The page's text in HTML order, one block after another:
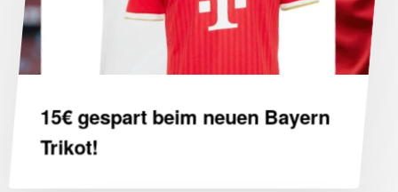
15€ gespart beim neuen Bayern
Trikot!